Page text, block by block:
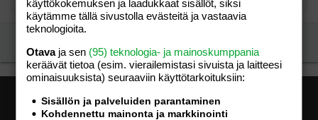
käyttökokemuksen ja laadukkaat sisällöt, siksi
käytämme tällä sivustolla evästeitä ja vastaavia
teknologioita.
Otavaja sen (95) teknologia- ja mainoskumppania
keräävät tietoa (esim. vierailemis­tasi sivuista ja laitteesi
ominaisuuk­sista) seuraaviin käyttötarkoituksiin:
Sisällön ja palveluiden parantaminen
Kohdennettu mainonta ja markkinointi